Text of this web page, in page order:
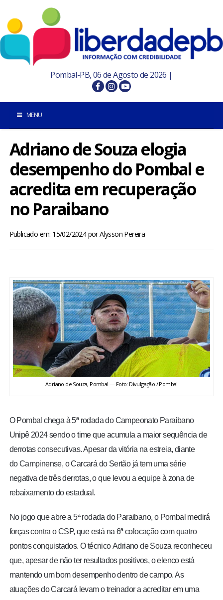
Pombal-PB, 06 de Agosto de 2026 |
MENU
INÍCIO
POMBAL E REGIÃO
ESPORTES
ENTRETENIMENTO
ENQUETE
TV LPB
COLUNISTAS
Adriano de Souza elogia
desempenho do Pombal e
acredita em recuperação
no Paraibano
Publicado em: 15/02/2024porAlysson Pereira
Adriano de Souza, Pombal — Foto: Divulgação / Pombal
O Pombal chega à 5ª rodada do Campeonato Paraibano
Unipê 2024 sendo o time que acumula a maior sequência de
derrotas consecutivas. Apesar da vitória na estreia, diante
do Campinense, o Carcará do Sertão já tem uma série
negativa de três derrotas, o que levou a equipe à zona de
rebaixamento do estadual.
No jogo que abre a 5ª rodada do Paraibano, o Pombal medirá
forças contra o CSP, que está na 6ª colocação com quatro
pontos conquistados. O técnico Adriano de Souza reconheceu
que, apesar de não ter resultados positivos, o elenco está
mantendo um bom desempenho dentro de campo. As
atuações do Carcará levam o treinador a acreditar em uma